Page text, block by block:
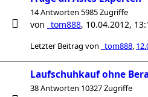
14 Antworten 5985 Zugriffe
von _tom888, 10.04.2012,
Letzter Beitrag von _tom888,
Laufschuhkauf ohne
38 Antworten 10327 Zugriffe